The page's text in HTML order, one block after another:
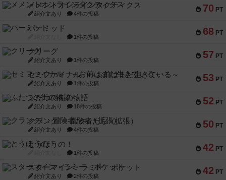
70 PT
メメントオンラインタクティクス
紹介文あり 4件の投稿
68 PT
パーミッド
1件の投稿
57 PT
クリーグ
紹介文あり 1件の投稿
53 PT
セミファイナル ～お前はまだ生きている～
紹介文あり 1件の投稿
52 PT
ふたつの街の物語
紹介文あり 18件の投稿
50 PT
クランク! ：冒険者たち（拡張）
紹介文あり 4件の投稿
42 PT
とうほうの！
1件の投稿
42 PT
スターマイン・ラミー ポケット
紹介文あり 2件の投稿